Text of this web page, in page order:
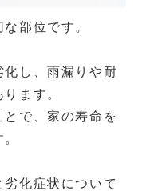
部位です。
化し、雨漏りや耐
ます。
で、家の寿命を
化症状について